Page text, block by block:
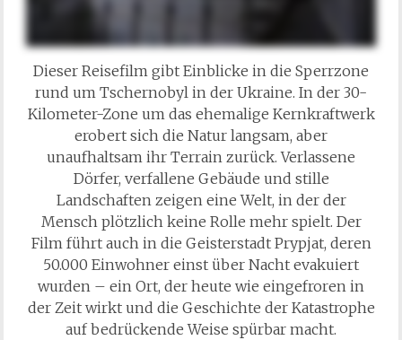
Dieser Reisefilm gibt Einblicke in die Sperrzone
rund um Tschernobyl in der Ukraine. In der 30-
Kilometer-Zone um das ehemalige Kernkraftwerk
erobert sich die Natur langsam, aber
unaufhaltsam ihr Terrain zurück. Verlassene
Dörfer, verfallene Gebäude und stille
Landschaften zeigen eine Welt, in der der
Mensch plötzlich keine Rolle mehr spielt. Der
Film führt auch in die Geisterstadt Prypjat, deren
50.000 Einwohner einst über Nacht evakuiert
wurden – ein Ort, der heute wie eingefroren in
der Zeit wirkt und die Geschichte der Katastrophe
auf bedrückende Weise spürbar macht.